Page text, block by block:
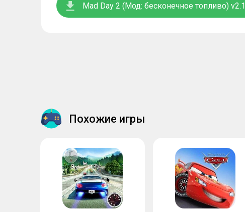
Mad Day 2 (Мод: бесконечное топливо) v2.1
Похожие игры